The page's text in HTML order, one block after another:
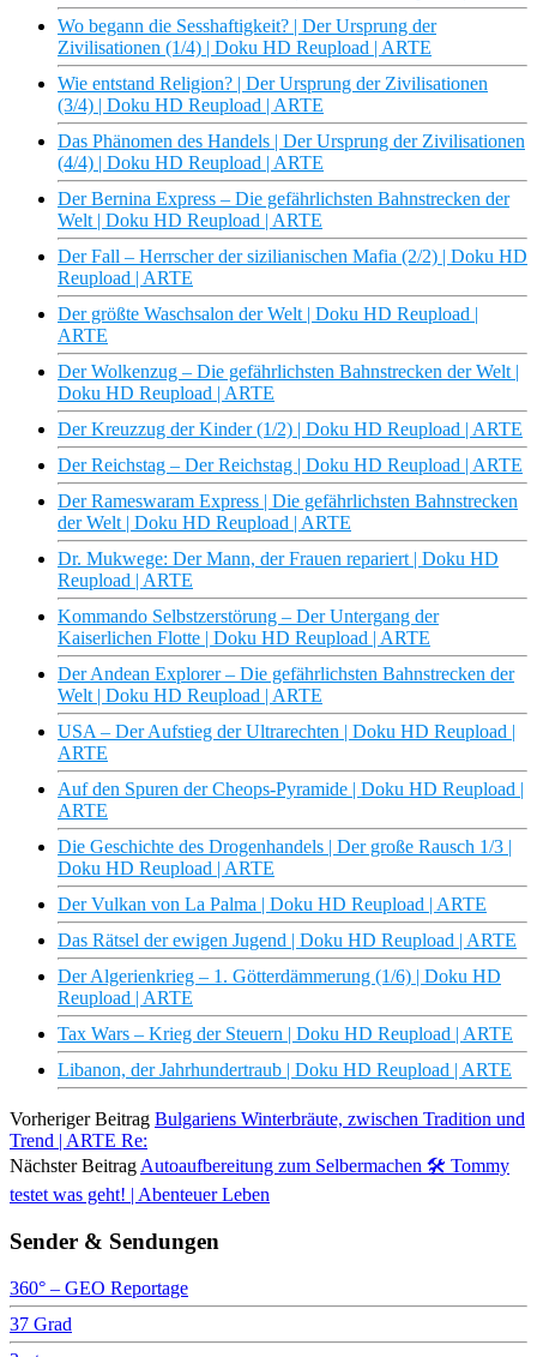
Wo begann die Sesshaftigkeit? | Der Ursprung der
Zivilisationen (1/4) | Doku HD Reupload | ARTE
Wie entstand Religion? | Der Ursprung der Zivilisationen
(3/4) | Doku HD Reupload | ARTE
Das Phänomen des Handels | Der Ursprung der Zivilisationen
(4/4) | Doku HD Reupload | ARTE
Der Bernina Express – Die gefährlichsten Bahnstrecken der
Welt | Doku HD Reupload | ARTE
Der Fall – Herrscher der sizilianischen Mafia (2/2) | Doku HD
Reupload | ARTE
Der größte Waschsalon der Welt | Doku HD Reupload |
ARTE
Der Wolkenzug – Die gefährlichsten Bahnstrecken der Welt |
Doku HD Reupload | ARTE
Der Kreuzzug der Kinder (1/2) | Doku HD Reupload | ARTE
Der Reichstag – Der Reichstag | Doku HD Reupload | ARTE
Der Rameswaram Express | Die gefährlichsten Bahnstrecken
der Welt | Doku HD Reupload | ARTE
Dr. Mukwege: Der Mann, der Frauen repariert | Doku HD
Reupload | ARTE
Kommando Selbstzerstörung – Der Untergang der
Kaiserlichen Flotte | Doku HD Reupload | ARTE
Der Andean Explorer – Die gefährlichsten Bahnstrecken der
Welt | Doku HD Reupload | ARTE
USA – Der Aufstieg der Ultrarechten | Doku HD Reupload |
ARTE
Auf den Spuren der Cheops-Pyramide | Doku HD Reupload |
ARTE
Die Geschichte des Drogenhandels | Der große Rausch 1/3 |
Doku HD Reupload | ARTE
Der Vulkan von La Palma | Doku HD Reupload | ARTE
Das Rätsel der ewigen Jugend | Doku HD Reupload | ARTE
Der Algerienkrieg – 1. Götterdämmerung (1/6) | Doku HD
Reupload | ARTE
Tax Wars – Krieg der Steuern | Doku HD Reupload | ARTE
Libanon, der Jahrhundertraub | Doku HD Reupload | ARTE
Vorheriger Beitrag Bulgariens Winterbräute, zwischen Tradition und
Trend | ARTE Re:
Nächster Beitrag Autoaufbereitung zum Selbermachen 🛠️ Tommy
testet was geht! | Abenteuer Leben
Sender & Sendungen
360° – GEO Reportage
37 Grad